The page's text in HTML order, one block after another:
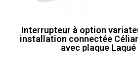
Interrupteur à option
installation connectée
avec plaque Laqué